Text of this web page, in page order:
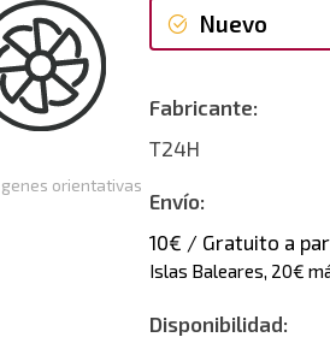
Nuevo
Fabricante:
T24H
Envío:
10€ / Gratuito a
Islas Baleares, 20€
Disponibilidad:
orientativas